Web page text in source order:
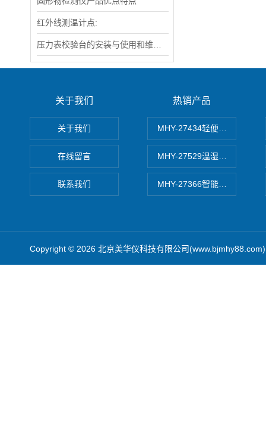
红外线测温计点:
关于我们
关于我们
在线留言
联系我们
热销产品
MHY-27434轻便式自动水质
MHY-27529温湿度记录仪
MHY-27366智能数字微压计
Copyright © 2026 北京美华仪科技有限公司